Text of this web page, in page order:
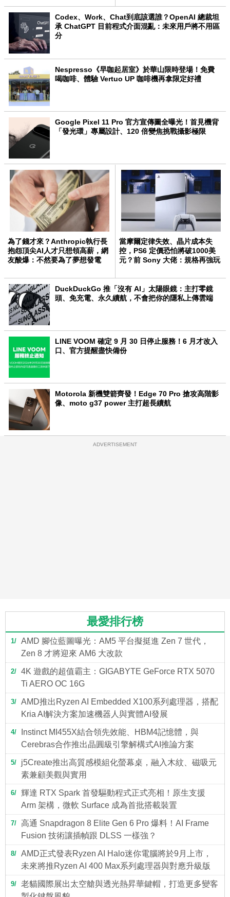
Codex、Work、Chat到底該選誰？OpenAI 總裁坦
承 ChatGPT 目前程式介面混亂：未來用戶將不用區
分
Nespresso《早咖起居室》於華山限時登場！免費
喝咖啡、體驗 Vertuo UP 咖啡機再拿限定好禮
Google Pixel 11 Pro 官方宣傳圖全曝光！首見機背
「發光環」專屬設計、120 倍變焦挑戰攝影極限
為了錢才來？Anthropic執行長
抱怨頂尖AI人才只想領高薪，網
友酸爆：不然要為了夢想發電
當摩爾定律失效、晶片成本失
控，PS6 定價恐怕將破1000美
元？前 Sony 大佬：規格再強玩
DuckDuckGo 推「沒有 AI」太陽眼鏡：主打零鏡
頭、免充電、永久續航，不會把你的隱私上傳雲端
LINE VOOM 確定 9 月 30 日停止服務！6 月才改入
口、官方提醒盡快備份
Motorola 新機雙箭齊發！Edge 70 Pro 搶攻高階影
像、moto g37 power 主打超長續航
ADVERTISEMENT
最愛排行榜
1
AMD 腳位藍圖曝光：AM5 平台擬挺進 Zen 7 世代，
Zen 8 才將迎來 AM6 大改款
2
4K 遊戲的超值霸主：GIGABYTE GeForce RTX 5070
Ti AERO OC 16G
3
AMD推出Ryzen AI Embedded X100系列處理器，搭配
Kria AI解決方案加速機器人與實體AI發展
4
Instinct MI455X結合領先效能、HBM4記憶體，與
Cerebras合作推出晶圓級引擎解構式AI推論方案
5
j5Create推出高質感模組化螢幕桌，融入木紋、磁吸元
素兼顧美觀與實用
6
輝達 RTX Spark 首發驅動程式正式亮相！原生支援
Arm 架構，微軟 Surface 成為首批搭載裝置
7
高通 Snapdragon 8 Elite Gen 6 Pro 爆料！AI Frame
Fusion 技術讓插幀跟 DLSS 一樣強？
8
AMD正式發表Ryzen AI Halo迷你電腦將於9月上市，
未來將推Ryzen AI 400 Max系列處理器與對應升級版
9
老貓國際展出太空艙與透光熱昇華鍵帽，打造更多變客